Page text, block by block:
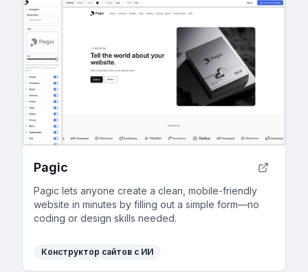
Pagic
Pagic lets anyone create a clean, mobile-friendly
website in minutes by filling out a simple form—no
coding or design skills needed.
Конструктор сайтов с ИИ